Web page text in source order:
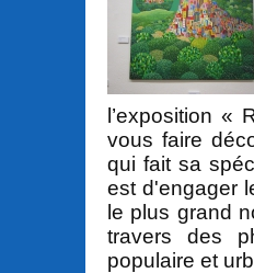
l’exposition «
vous faire
qui fait sa
est d'engager
le plus grand
travers des
populaire et